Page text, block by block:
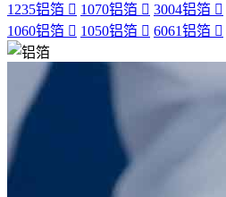
1235铝箔 1070铝箔 3004铝箔
1060铝箔
1050铝箔 6061铝箔